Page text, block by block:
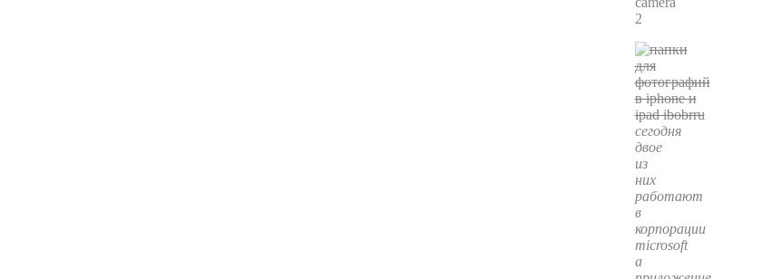
2
сегодня
двое
из
них
работают
в
корпорации
microsoft
а